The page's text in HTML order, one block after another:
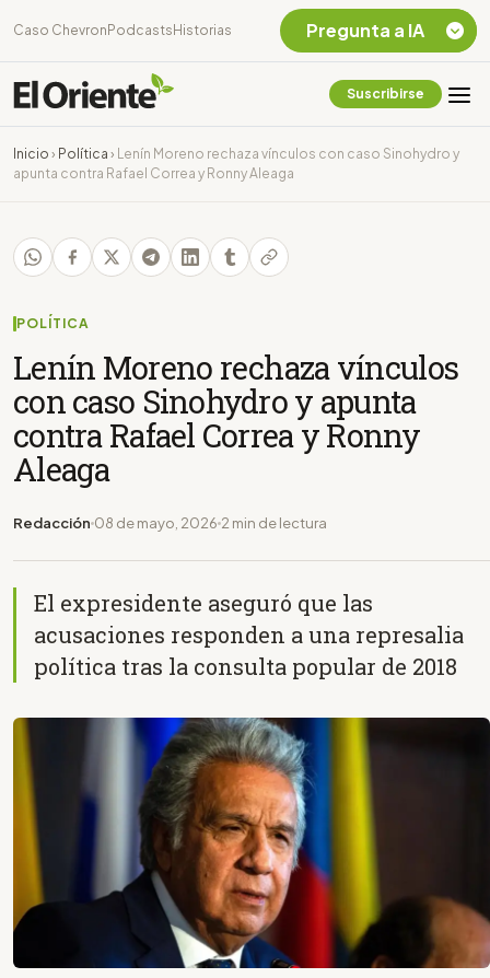
Caso Chevron Podcasts Historias
Suscribirse
Inicio › Política ›
Lenín Moreno rechaza vínculos con caso Sinohydro y
apunta contra Rafael Correa y Ronny Aleaga
POLÍTICA
Lenín Moreno rechaza vínculos
con caso Sinohydro y apunta
contra Rafael Correa y Ronny
Aleaga
Redacción 08 de mayo, 2026 2 min de lectura
El expresidente aseguró que las
acusaciones responden a una represalia
política tras la consulta popular de 2018
Pregunta a IA
Chevron Ecuador